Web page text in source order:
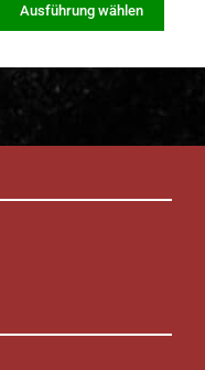
Ausführung wählen